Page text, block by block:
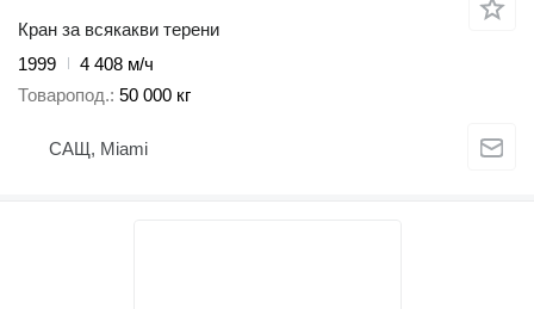
Кран за всякакви терени
1999
4 408 м/ч
Товаропод. 50 000 кг
САЩ, Miami